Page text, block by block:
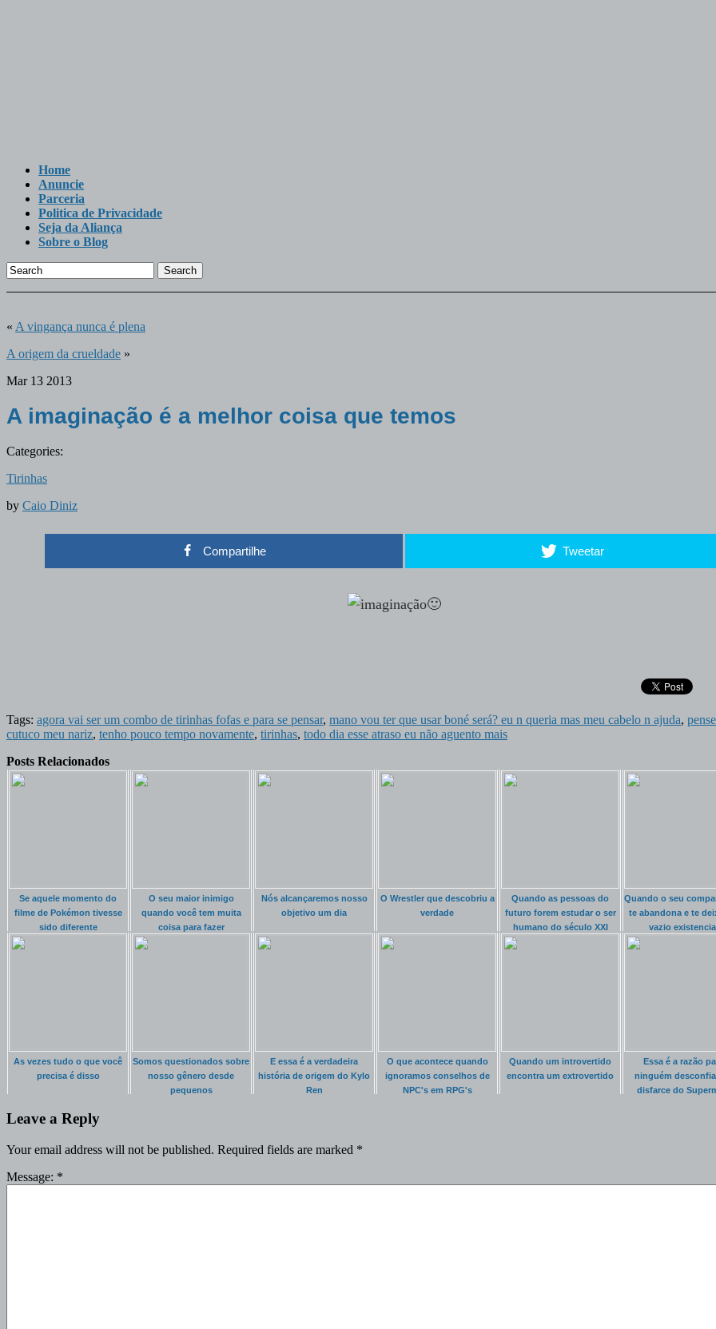
Home
Anuncie
Parceria
Politica de Privacidade
Seja da Aliança
Sobre o Blog
Search
« A vingança nunca é plena
A origem da crueldade »
Mar 13 2013
A imaginação é a melhor coisa que temos
Categories:
Tirinhas
by Caio Diniz
Compartilhe Tweetar
🙂
Tags: agora vai ser um combo de tirinhas fofas e para se pensar, mano vou ter que usar boné será? eu n queria mas meu cabelo n ajuda,
cutuco meu nariz, tenho pouco tempo novamente, tirinhas, todo dia esse atraso eu não aguento mais
Posts Relacionados
Se aquele momento do
filme de Pokémon tivesse
sido diferente
O seu maior inimigo
quando você tem muita
coisa para fazer
Nós alcançaremos nosso
objetivo um dia
O Wrestler que descobriu a
verdade
Quando as pessoas do
futuro forem estudar o ser
humano do século XXI
Quando o seu
te abandona e te
vazio
As vezes tudo o que você
precisa é disso
Somos questionados sobre
nosso gênero desde
pequenos
E essa é a verdadeira
história de origem do Kylo
Ren
O que acontece quando
ignoramos conselhos de
NPC's em RPG's
Quando um introvertido
encontra um extrovertido
Essa é a razão
ninguém
disfarce do
Leave a Reply
Your email address will not be published. Required fields are marked *
Message: *